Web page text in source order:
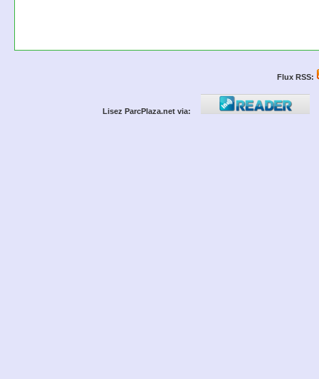
Flux RSS:
Lisez ParcPlaza.net via: